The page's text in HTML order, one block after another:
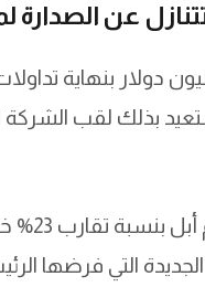
القيمة السوقية لشركة أبل إلى 2.59
تريليون دولار، لتستعيد بذلك
تأتي هذه
التي فرضها